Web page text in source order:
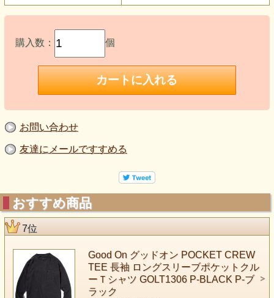
購入数： 個
お問い合わせ
友達にメールですすめる
おすすめ商品
7位
Good On グッドオン POCKET CREW
TEE 長袖 ロングスリーブポケットクル
ーＴシャツ GOLT1306 P-BLACK P-ブ
ラック